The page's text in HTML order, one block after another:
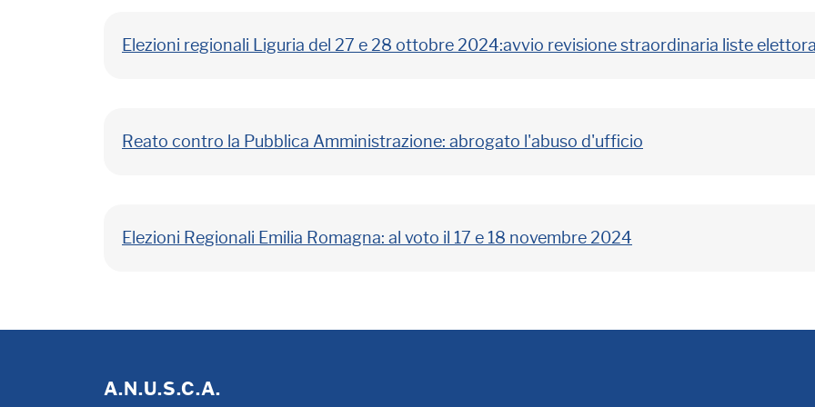
Elezioni regionali Liguria del 27 e 28 ottobre 2024:avvio revisione straordinaria liste
Reato contro la Pubblica Amministrazione: abrogato l'abuso d'ufficio
Elezioni Regionali Emilia Romagna: al voto il 17 e 18 novembre 2024
A.N.U.S.C.A.